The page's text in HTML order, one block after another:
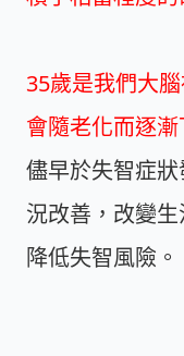
35歲是我們大
會隨老化而逐漸
儘早於失智症
況改善，改變
降低失智風險。